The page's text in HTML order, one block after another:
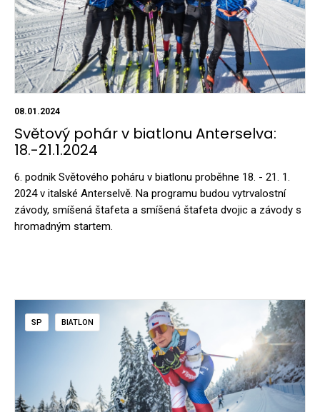
08.01.2024
Světový pohár v biatlonu Anterselva:
18.-21.1.2024
6. podnik Světového poháru v biatlonu proběhne 18. - 21. 1.
2024 v italské Anterselvě. Na programu budou vytrvalostní
závody, smíšená štafeta a smíšená štafeta dvojic a závody s
hromadným startem.
SP BIATLON